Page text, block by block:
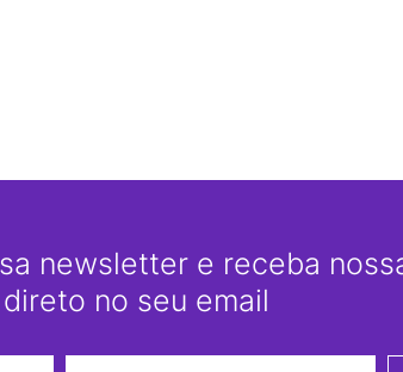
newsletter e receba
no seu email